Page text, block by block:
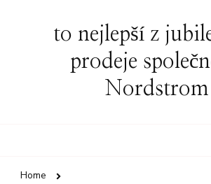
to nejlepší z
prodeje
Nordstrom
Home